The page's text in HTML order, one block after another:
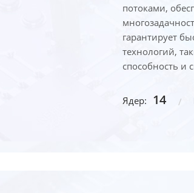
потоками,
гарантирует
технологий,
способность и
Ядер: 14